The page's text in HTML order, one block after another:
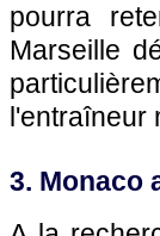
pourra
Marseille
l'entraîneur
3. Monaco